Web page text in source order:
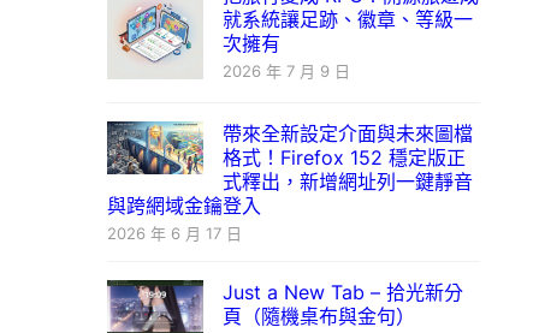
就系統讓足跡、徽章、等級一
次擁有
2026 年 7 月 9 日
帶來全新設定介面與未來圖檔
格式！Firefox 152 穩定版正
式釋出，新增網址列一鍵靜音
與跨網域金鑰登入
2026 年 6 月 17 日
Just a New Tab – 拾光新分
頁（隨機桌布與金句）